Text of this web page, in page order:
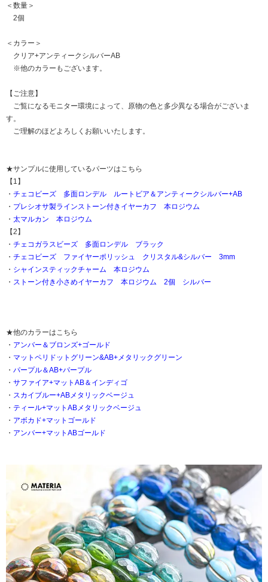
＜数量＞
2個
＜カラー＞
クリア+アンティークシルバーAB
※他のカラーもございます。
【ご注意】
ご覧になるモニター環境によって、原物の色と多少異なる場合がございま
す。
ご理解のほどよろしくお願いいたします。
★サンプルに使用しているパーツはこちら
【1】
・ チェコビーズ 多面ロンデル ルートビア＆アンティークシルバー+AB
・ プレシオサ製ラインストーン付きイヤーカフ 本ロジウム
・ 太マルカン 本ロジウム
【2】
・ チェコガラスビーズ 多面ロンデル ブラック
・ チェコビーズ ファイヤーポリッシュ クリスタル&シルバー 3mm
・ シャインスティックチャーム 本ロジウム
・ ストーン付き小さめイヤーカフ 本ロジウム 2個 シルバー
★他のカラーはこちら
・ アンバー＆ブロンズ+ゴールド
・ マットペリドットグリーン&AB+メタリックグリーン
・ パープル＆AB+パープル
・ サファイア+マットAB＆インディゴ
・ スカイブルー+ABメタリックベージュ
・ ティール+マットABメタリックベージュ
・ アボカド+マットゴールド
・ アンバー+マットABゴールド